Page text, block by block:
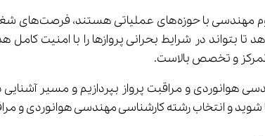
تمرکز و تخصص بالاست.